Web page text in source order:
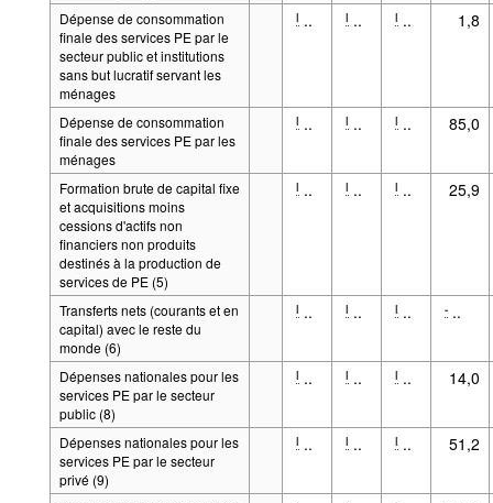
Dépense de consommation
finale des services PE par le
secteur public et institutions
sans but lucratif servant les
ménages
l .. l .. l .. 1,8
Dépense de consommation
finale des services PE par les
ménages
l .. l .. l .. 85,0
Formation brute de capital fixe
et acquisitions moins
cessions d'actifs non
financiers non produits
destinés à la production de
services de PE (5)
l .. l .. l .. 25,9
Transferts nets (courants et en
capital) avec le reste du
monde (6)
l .. l .. l .. - ..
Dépenses nationales pour les
services PE par le secteur
public (8)
l .. l .. l .. 14,0
Dépenses nationales pour les
services PE par le secteur
privé (9)
l .. l .. l .. 51,2